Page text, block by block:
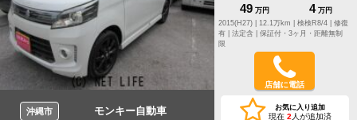
沖縄市 モンキー自動車
49 万円 4 万円
2015(H27) |
12.1万km | 検検R8/4 | 修復
有 | 法定含 | 保証付・3ヶ月・距離無制
限
店舗に電話
お気に入り追加
現在 2 人が追加済